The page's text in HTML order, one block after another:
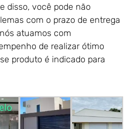
disso, você pode não
com o prazo de entrega
atuamos com
de realizar ótimo
produto é indicado para